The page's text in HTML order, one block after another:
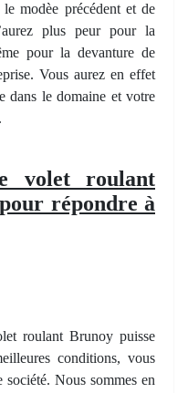
le modèe précédent et de
plus peur pour la
pour la devanture de
Vous aurez en effet
dans le domaine et votre
volet roulant
répondre à
roulant Brunoy puisse
conditions, vous
Nous sommes en